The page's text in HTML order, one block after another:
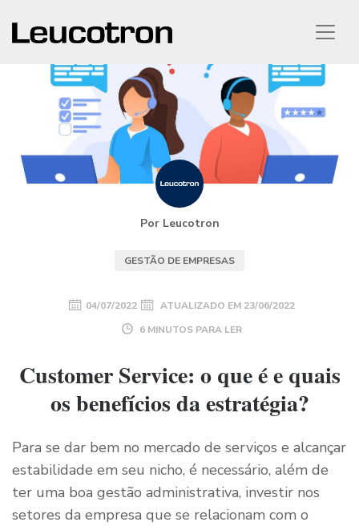
Por Leucotron
GESTÃO DE EMPRESAS
04/07/2022 ATUALIZADO EM 23/06/2022
6 MINUTOS PARA LER
Customer Service: o que é e quais
os benefícios da estratégia?
Para se dar bem no mercado de serviços e alcançar
estabilidade em seu nicho, é necessário, além de
ter uma boa gestão administrativa, investir nos
setores da empresa que se relacionam com o